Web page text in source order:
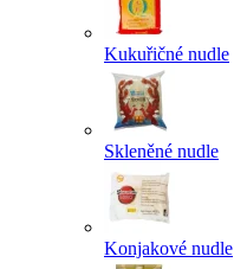
Kukuřičné nudle
Skleněné nudle
Konjakové nudle